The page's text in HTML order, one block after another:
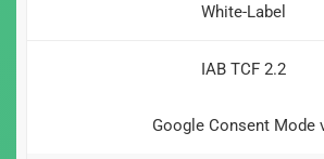
White-Label
IAB TCF 2.2
Google Consent Mode